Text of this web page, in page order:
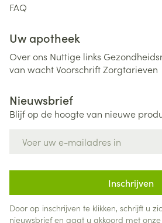
FAQ
Uw apotheek
Over ons Nuttige links
van wachtVoorschriftZorgtarieven
Nieuwsbrief
Blijf op de hoogte van nieuwe
Inschrijven
Door op inschrijven te klikken, schrijft u
nieuwsbrief en gaat u akkoord met onze